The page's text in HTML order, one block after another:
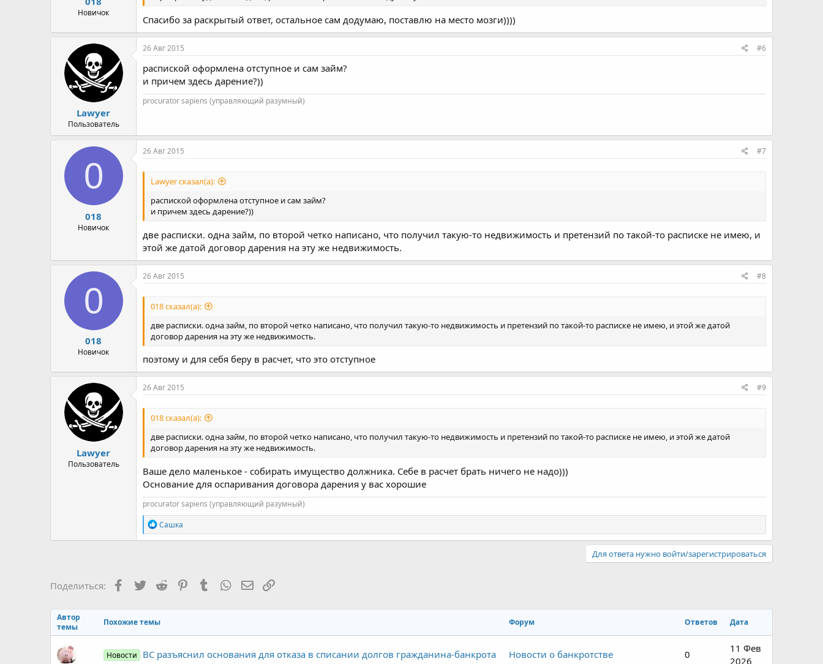
Новичок
Спасибо за раскрытый ответ, остальное сам додумаю, поставлю на место мозги))))
Lawyer
Пользователь
26 Авг 2015 #6
распиской оформлена отступное и сам займ?
и причем здесь дарение?))
procurator sapiens (управляющий разумный)
0
018
Новичок
26 Авг 2015 #7
Lawyer сказал(а):
распиской оформлена отступное и сам займ?
и причем здесь дарение?))
две расписки. одна займ, по второй четко написано, что получил такую-то недвижимость и претензий по такой-то расписке не имею, и
этой же датой договор дарения на эту же недвижимость.
0
018
Новичок
26 Авг 2015 #8
018 сказал(а):
две расписки. одна займ, по второй четко написано, что получил такую-то недвижимость и претензий по такой-то расписке не имею, и этой же датой
договор дарения на эту же недвижимость.
поэтому и для себя беру в расчет, что это отступное
Lawyer
Пользователь
26 Авг 2015 #9
018 сказал(а):
две расписки. одна займ, по второй четко написано, что получил такую-то недвижимость и претензий по такой-то расписке не имею, и этой же датой
договор дарения на эту же недвижимость.
Ваше дело маленькое - собирать имущество должника. Себе в расчет брать ничего не надо)))
Основание для оспаривания договора дарения у вас хорошие
procurator sapiens (управляющий разумный)
Р
е
а
и
:
Сашка
Для ответа нужно войти/зарегистрироваться
Поделиться: Facebook
TwitterReddit PinterestTumblrWhatsAppЭлектронная почта
Ссылка
Автор
темы
Похожие темы Форум Ответов Дата
Новости ВС разъяснил основания для отказа в списании долгов гражданина-банкрота Новости о банкротстве 0
11 Фев
2026